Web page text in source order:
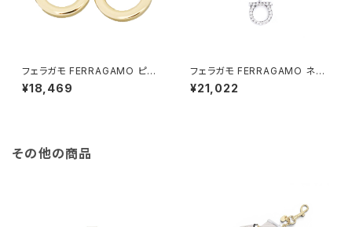
フェラガモ FERRAGAMO ピア
ス 760120-696432 メンズ レ
ディース ガンチーニ GANCINO
¥18,469
フェラガモ FERRAGAMO ネッ
クレス ガンチーニ GANCINO
760132 696657 レディース
¥21,022
その他の商品